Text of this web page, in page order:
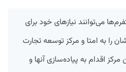
می‌توانند نیازهای خود برای
را به امتا و مرکز توسعه تجارت
مرکز اقدام به پیاده‌سازی آنها و